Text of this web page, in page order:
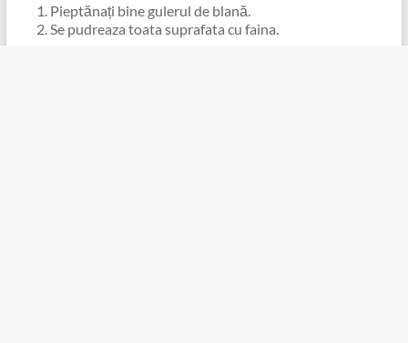
Pieptănați bine gulerul de blană.
Se pudreaza toata suprafata cu faina.